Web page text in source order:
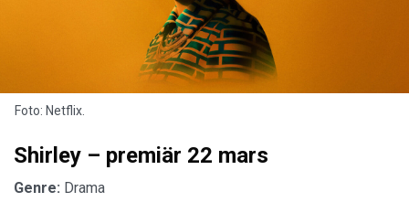
Foto: Netflix.
Shirley – premiär 22 mars
Genre: Drama